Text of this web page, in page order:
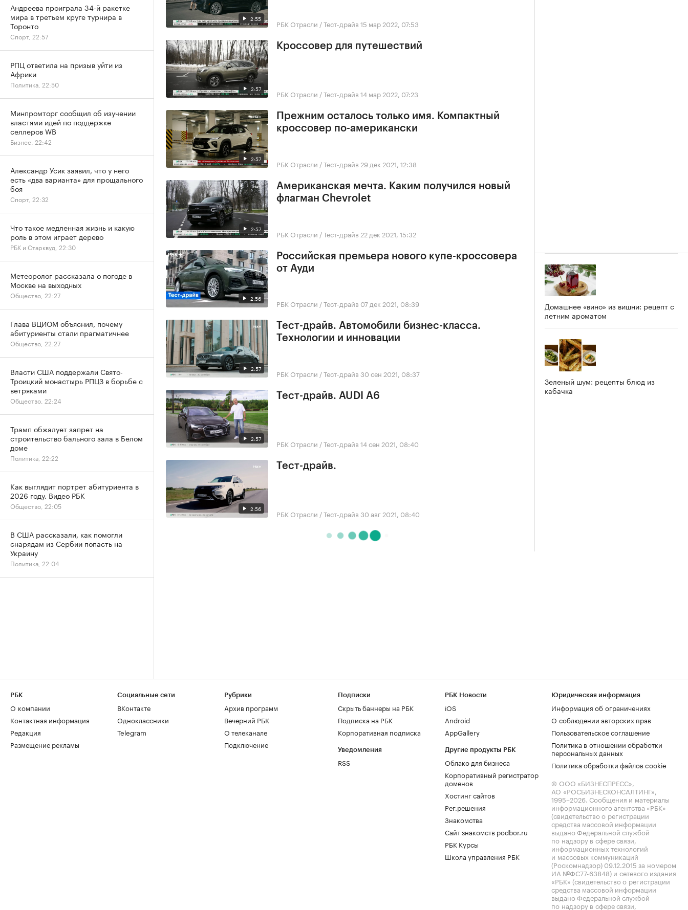
2:55 РБК Отрасли / Тест-драйв 15 мар 2022, 07:53
2:57
Кроссовер для путешествий
РБК Отрасли / Тест-драйв 14 мар 2022, 07:23
2:57
Прежним осталось только имя. Компактный
кроссовер по-американски
РБК Отрасли / Тест-драйв 29 дек 2021, 12:38
2:57
Американская мечта. Каким получился новый
флагман Chevrolet
РБК Отрасли / Тест-драйв 22 дек 2021, 15:32
2:56
Российская премьера нового купе-кроссовера
от Ауди
РБК Отрасли / Тест-драйв 07 дек 2021, 08:39
2:57
Тест-драйв. Автомобили бизнес-класса.
Технологии и инновации
РБК Отрасли / Тест-драйв 30 сен 2021, 08:37
2:57
Тест-драйв. AUDI A6
РБК Отрасли / Тест-драйв 14 сен 2021, 08:40
2:56
Тест-драйв.
РБК Отрасли / Тест-драйв 30 авг 2021, 08:40
Домашнее «вино» из вишни: рецепт с
летним ароматом
Зеленый шум: рецепты блюд из
кабачка
Андреева проиграла 34-й ракетке
мира в третьем круге турнира в
Торонто
Спорт, 22:57
РПЦ ответила на призыв уйти из
Африки
Политика, 22:50
Минпромторг сообщил об изучении
властями идей по поддержке
селлеров WB
Бизнес, 22:42
Александр Усик заявил, что у него
есть «два варианта» для прощального
боя
Спорт, 22:32
Что такое медленная жизнь и какую
роль в этом играет дерево
РБК и Старквуд, 22:30
Метеоролог рассказала о погоде в
Москве на выходных
Общество, 22:27
Глава ВЦИОМ объяснил, почему
абитуриенты стали прагматичнее
Общество, 22:27
Власти США поддержали Свято-
Троицкий монастырь РПЦЗ в борьбе с
ветряками
Общество, 22:24
Трамп обжалует запрет на
строительство бального зала в Белом
доме
Политика, 22:22
Как выглядит портрет абитуриента в
2026 году. Видео РБК
Общество, 22:05
В США рассказали, как помогли
снарядам из Сербии попасть на
Украину
Политика, 22:04
РБК
О компании
Контактная информация
Редакция
Размещение рекламы
Социальные сети
ВКонтакте
Одноклассники
Telegram
Рубрики
Архив программ
Вечерний РБК
О телеканале
Подключение
Подписки
Скрыть баннеры на РБК
Подписка на РБК
Корпоративная подписка
Уведомления
RSS
РБК Новости
iOS
Android
AppGallery
Другие продукты РБК
Облако для бизнеса
Корпоративный регистратор
доменов
Хостинг сайтов
Рег.решения
Знакомства
Сайт знакомств podbor.ru
РБК Курсы
Школа управления РБК
Юридическая информация
Информация об ограничениях
О соблюдении авторских прав
Пользовательское соглашение
Политика в отношении обработки
персональных данных
Политика обработки файлов cookie
© ООО «БИЗНЕСПРЕСС»,
АО «РОСБИЗНЕСКОНСАЛТИНГ»,
1995–2026. Сообщения и материалы
информационного агентства «РБК»
(свидетельство о регистрации
средства массовой информации
выдано Федеральной службой
по надзору в сфере связи,
информационных технологий
и массовых коммуникаций
(Роскомнадзор) 09.12.2015 за номером
ИА №ФС77-63848) и сетевого издания
«РБК» (свидетельство о регистрации
средства массовой информации
выдано Федеральной службой
по надзору в сфере связи,